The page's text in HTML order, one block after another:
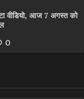
वीडियो, आज 7 अगस्त को
0